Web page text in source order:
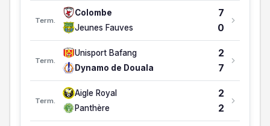
APEJES Academy
2
Fortuna Mfou
1 -2 0
Term.
Colombe 7
Jeunes Fauves 0
Term.
Unisport Bafang 2
Dynamo de Douala 7
Term.
Aigle Royal 2
Panthère 2